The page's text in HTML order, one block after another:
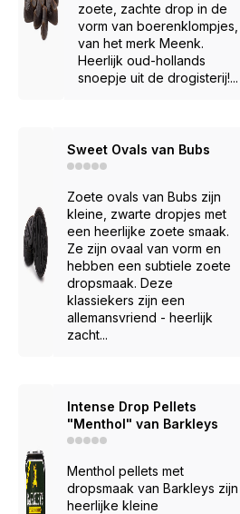
zoete, zachte drop in de
vorm van boerenklompjes,
van het merk Meenk.
Heerlijk oud-hollands
snoepje uit de drogisterij!...
Sweet Ovals van Bubs
Zoete ovals van Bubs zijn
kleine, zwarte dropjes met
een heerlijke zoete smaak.
Ze zijn ovaal van vorm en
hebben een subtiele zoete
dropsmaak. Deze
klassiekers zijn een
allemansvriend - heerlijk
zacht...
Intense Drop Pellets
"Menthol" van Barkleys
Menthol pellets met
dropsmaak van Barkleys zijn
heerlijke kleine